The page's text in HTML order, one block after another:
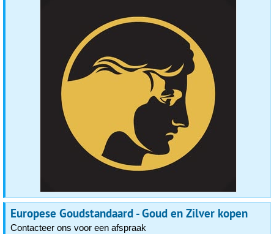
Europese Goudstandaard - Goud en Zilver kopen
Contacteer ons voor een afspraak